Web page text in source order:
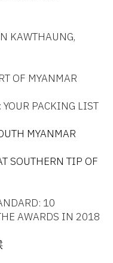
KAWTHAUNG,
OF MYANMAR
PACKING LIST
MYANMAR​
SOUTHERN TIP OF
10
AWARDS IN 2018